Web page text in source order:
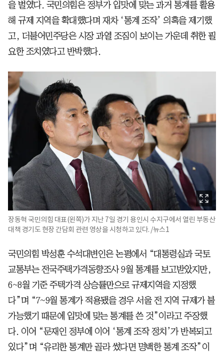
을 벌였다. 국민의힘은 정부가 입맛에 맞는 과거 통계를 활용
해 규제 지역을 확대했다며 재차 ‘통계 조작’ 의혹을 제기했
고, 더불어민주당은 시장 과열 조짐이 보이는 가운데 취한 필
요한 조치였다고 반박했다.
장동혁 국민의힘 대표(왼쪽)가 지난 7일 경기 용인시 수지구에서 열린 부동산
대책 경기도 현장 간담회 관련 영상을 시청하고 있다. /뉴스1
국민의힘 박성훈 수석대변인은 논평에서 “대통령실과 국토
교통부는 전국주택가격동향조사 9월 통계를 보고받았지만,
6~8월 기준 주택가격 상승률만으로 규제지역을 지정했
다”며 “7~9월 통계가 적용됐을 경우 서울 전 지역 규제가 불
가능했기 때문에 입맛에 맞는 통계를 쓴 것”이라고 주장했
다. 이어 “문재인 정부에 이어 ‘통계 조작 정치’가 반복되고
있다”며 “유리한 통계만 골라 썼다면 명백한 통계 조작”이